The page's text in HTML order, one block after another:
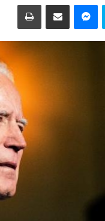
سكايب ماسنجر مشاركة عبر البريد الطباعة